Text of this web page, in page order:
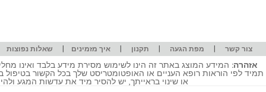
צור קשר | מפת הגעה | תקנון |איך מזמינים | שאלות נפוצות
אזהרה: המידע המוצג באתר זה הינו לשימוש מסירת מידע בלבד ואינו
תמיד לפי הוראות רופא העניים או האופטומטריסט שלך בכל הקשור
או שינוי בראייתך, יש להסיר מיד את עדשות המגע